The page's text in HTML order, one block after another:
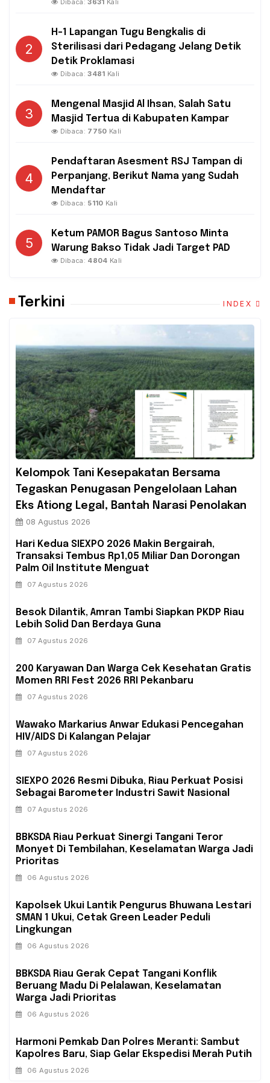
2
H-1 Lapangan Tugu Bengkalis di
Sterilisasi dari Pedagang Jelang Detik
Detik Proklamasi
Dibaca:3481 Kali
3
Mengenal Masjid Al Ihsan, Salah Satu
Masjid Tertua di Kabupaten Kampar
Dibaca: 7750 Kali
4
Pendaftaran Asesment RSJ Tampan di
Perpanjang, Berikut Nama yang Sudah
Mendaftar
Dibaca: 5110 Kali
5
Ketum PAMOR Bagus Santoso Minta
Warung Bakso Tidak Jadi Target PAD
Dibaca: 4804 Kali
Terkini INDEX
‎Kelompok Tani Kesepakatan Bersama
Tegaskan Penugasan Pengelolaan Lahan
Eks Ationg Legal, Bantah Narasi Penolakan
08 Agustus 2026
Hari Kedua SIEXPO 2026 Makin Bergairah,
Transaksi Tembus Rp1,05 Miliar Dan Dorongan
Palm Oil Institute Menguat
07 Agustus 2026
Besok Dilantik, Amran Tambi Siapkan PKDP Riau
Lebih Solid Dan Berdaya Guna
07 Agustus 2026
‎200 Karyawan Dan Warga Cek Kesehatan Gratis
Momen RRI Fest 2026 RRI Pekanbaru
07 Agustus 2026
‎Wawako Markarius Anwar Edukasi Pencegahan
HIV/AIDS Di Kalangan Pelajar
07 Agustus 2026
SIEXPO 2026 Resmi Dibuka, Riau Perkuat Posisi
Sebagai Barometer Industri Sawit Nasional
07 Agustus 2026
BBKSDA Riau Perkuat Sinergi Tangani Teror
Monyet Di Tembilahan, Keselamatan Warga Jadi
Prioritas
06 Agustus 2026
Kapolsek Ukui Lantik Pengurus Bhuwana Lestari
SMAN 1 Ukui, Cetak Green Leader Peduli
Lingkungan
06 Agustus 2026
BBKSDA Riau Gerak Cepat Tangani Konflik
Beruang Madu Di Pelalawan, Keselamatan
Warga Jadi Prioritas
06 Agustus 2026
Harmoni Pemkab Dan Polres Meranti: Sambut
Kapolres Baru, Siap Gelar Ekspedisi Merah Putih
06 Agustus 2026